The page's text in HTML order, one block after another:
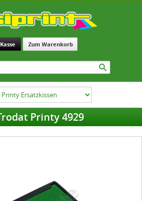
Zum Warenkorb
Printy 4929